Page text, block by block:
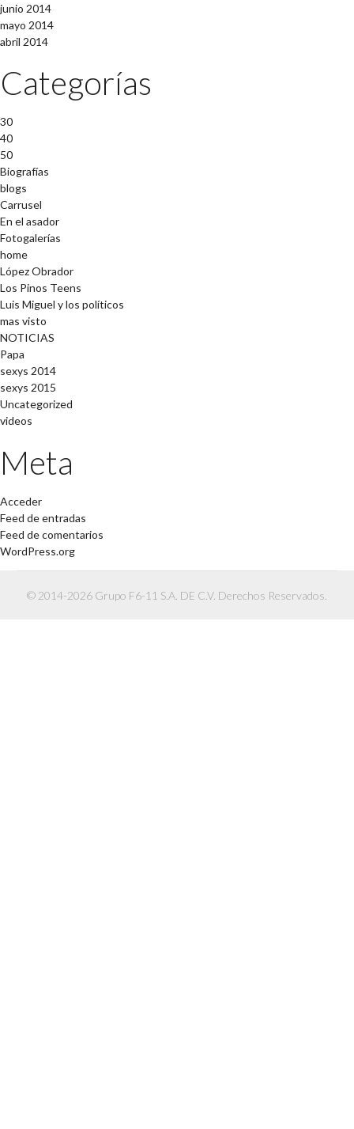
junio 2014
mayo 2014
abril 2014
Categorías
30
40
50
Biografías
blogs
Carrusel
En el asador
Fotogalerías
home
López Obrador
Los Pinos Teens
Luis Miguel y los políticos
mas visto
NOTICIAS
Papa
sexys 2014
sexys 2015
Uncategorized
videos
Meta
Acceder
Feed de entradas
Feed de comentarios
WordPress.org
© 2014-2026 Grupo F6-11 S.A. DE C.V. Derechos Reservados.